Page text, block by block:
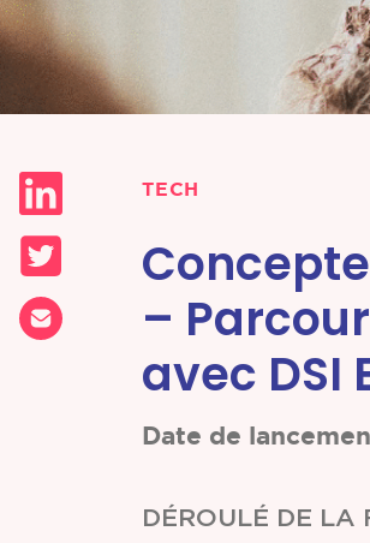
& Espaces
Partenariats &
Événements
& Contenus
Programmes
TECH
–
avec DSI
Date de
DÉROULÉ DE LA